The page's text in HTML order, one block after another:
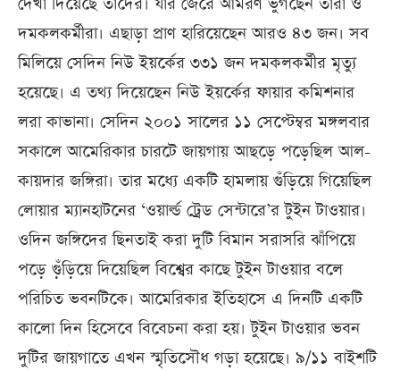
দমকলকর্মীরা। এছাড়া প্রাণ হারিয়েছেন আরও ৪৩ জন। সব
মিলিয়ে সেদিন নিউ ইয়র্কের ৩৩১ জন দমকলকর্মীর মৃত্যু
হয়েছে। এ তথ্য দিয়েছেন নিউ ইয়র্কের ফায়ার কমিশনার
লরা কাভানা। সেদিন ২০০১ সালের ১১ সেপ্টেম্বর মঙ্গলবার
সকালে আমেরিকার চারটে জায়গায় আছড়ে পড়েছিল আল-
কায়দার জঙ্গিরা। তার মধ্যে একটি হামলায় গুঁড়িয়ে গিয়েছিল
লোয়ার ম্যানহাটনের ‘ওয়ার্ল্ড ট্রেড সেন্টারে’র টুইন টাওয়ার।
ওদিন জঙ্গিদের ছিনতাই করা দুটি বিমান সরাসরি ঝাঁপিয়ে
পড়ে গু়ঁড়িয়ে দিয়েছিল বিশ্বের কাছে টুইন টাওয়ার বলে
পরিচিত ভবনটিকে। আমেরিকার ইতিহাসে এ দিনটি একটি
কালো দিন হিসেবে বিবেচনা করা হয়। টুইন টাওয়ার ভবন
দুটির জায়গাতে এখন স্মৃতিসৌধ গড়া হয়েছে। ৯/১১ বাইশটি